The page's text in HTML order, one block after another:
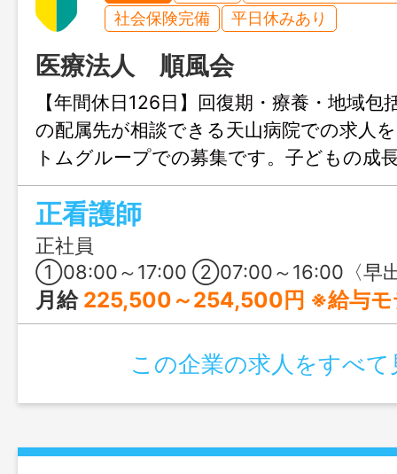
社会保険完備
平日休みあり
医療法人 順風会
【年間休日126日】回復期・療養・地域包
の配属先が相談できる天山病院での求人
トムグループでの募集です。子どもの成
き方や、理想のキャリアアップに向けた
一人ひとりの満足度向上に寄り添ってく
穏やかな職場の雰囲気を見学してみませ
正看護師
正社員
①08:00～17:00 ②07:00～16:00〈早出〉 ③10:00～19:00〈遅出〉 ④16:30～09:30〈夜勤〉※月4回
月給 225,500～254,500円 ※給与モ
この企業の求人をすべて